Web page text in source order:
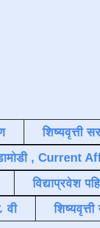
शिष्यवृत्ती
, Current
विद्याप्रवेश
वी